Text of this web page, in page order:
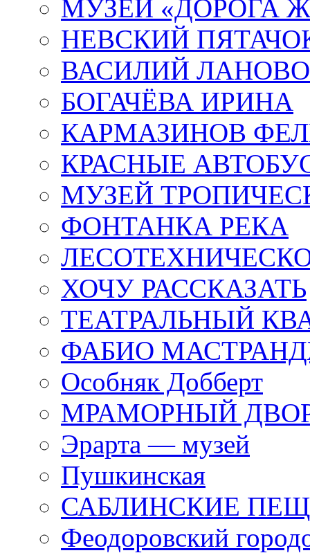
МУЗЕЙ «ДОРОГА
НЕВСКИЙ
ВАСИЛИЙ
БОГАЧЁВА ИРИНА
КАРМАЗИНОВ
КРАСНЫЕ
МУЗЕЙ
ФОНТАНКА РЕКА
ХОЧУ РАССКАЗАТЬ
ТЕАТРАЛЬНЫЙ
ФАБИО
Особняк Добберт
МРАМОРНЫЙ
Эрарта — музей
Пушкинская
САБЛИНСКИЕ
Феодоровский